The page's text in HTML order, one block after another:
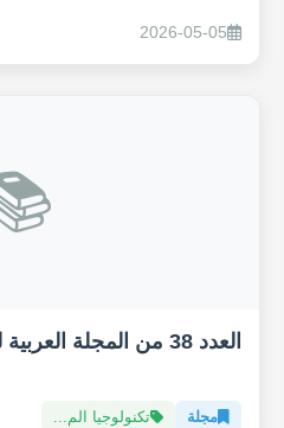
2026-05-05
العدد 38 من المجلة العربية للمعلومات
مجلة تكنولوجيا الم...